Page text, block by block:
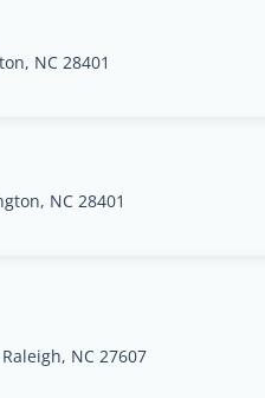
NC 28401
NC 28401
NC 27607